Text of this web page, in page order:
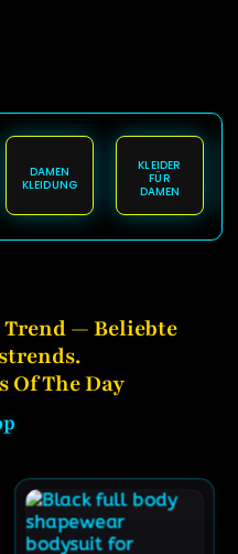
DAMEN
KLEIDUNG
KLEIDER
FÜR
DAMEN
— Beliebte
Of The Day